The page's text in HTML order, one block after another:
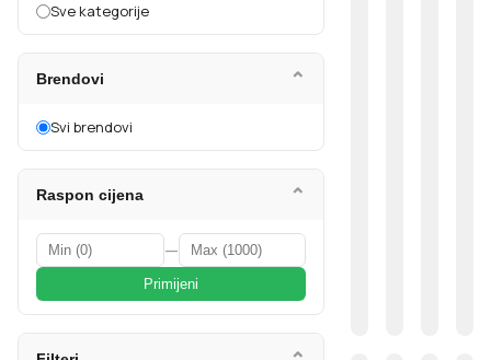
Sve kategorije
Brendovi ⌄
Svi brendovi
Raspon cijena ⌄
—
Primijeni